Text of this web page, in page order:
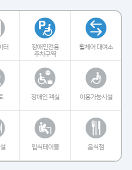
터
장애인전용
주차구역
휠체어 대여소
장애인 객실 이용가능시설
입식테이블 음식점